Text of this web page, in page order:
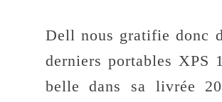
Dell nous gratifie donc
derniers portables
belle dans sa livrée